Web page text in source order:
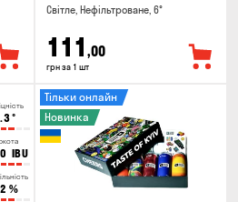
Світле, Нефільтроване, 6°
111 ,00
грн за 1 шт
°
IBU
%
Тільки онлайн
Новинка